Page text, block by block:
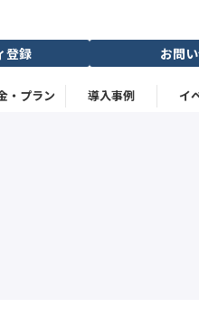
登録 お問
・プラン 導入事例 イ